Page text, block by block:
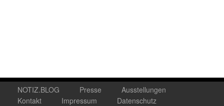
NOTIZ.BLOG Presse
Ausstellungen
Kontakt
Impressum Datenschutz